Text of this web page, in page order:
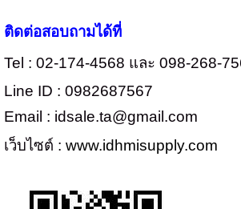
ติดต่อสอบถามได้ที่
Tel : 02-174-4568 และ 098-268-
Line ID : 0982687567
Email : idsale.ta@gmail.com
เว็บไซต์ : www.idhmisupply.com